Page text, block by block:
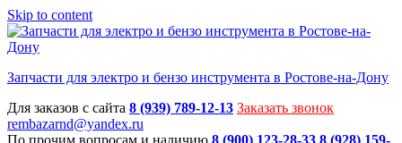
Skip to content
Запчасти для электро и бензо инструмента в Ростове-на-Дону
Для заказов с сайта 8 (939) 789-12-13 Заказать звонок
rembazarnd@yandex.ru
По прочим вопросам и наличию 8 (900) 123-28-33 8 (928) 159-